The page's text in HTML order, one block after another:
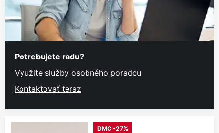
Potrebujete radu?
Využite služby osobného poradcu
Kontaktovať teraz
DMC -27%